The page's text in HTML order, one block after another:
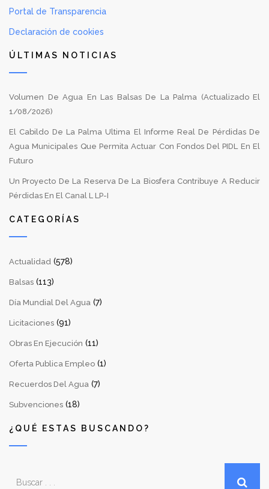
Portal de Transparencia
Declaración de cookies
ÚLTIMAS NOTICIAS
Volumen De Agua En Las Balsas De La Palma (Actualizado El
1/08/2026)
El Cabildo De La Palma Ultima El Informe Real De Pérdidas De
Agua Municipales Que Permita Actuar Con Fondos Del PIDL En El
Futuro
Un Proyecto De La Reserva De La Biosfera Contribuye A Reducir
Pérdidas En El Canal L LP-I
CATEGORÍAS
Actualidad (578)
Balsas (113)
Día Mundial Del Agua (7)
Licitaciones (91)
Obras En Ejecución (11)
Oferta Publica Empleo (1)
Recuerdos Del Agua (7)
Subvenciones (18)
¿QUÉ ESTAS BUSCANDO?